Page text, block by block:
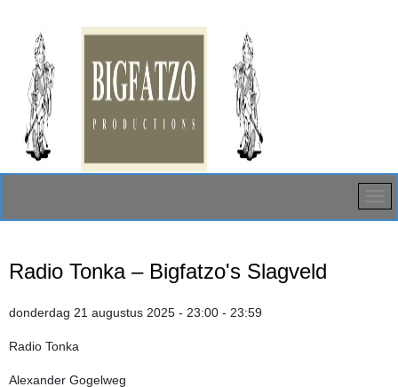
Radio Tonka – Bigfatzo's Slagveld
donderdag 21 augustus 2025 - 23:00 - 23:59
Radio Tonka
Alexander Gogelweg